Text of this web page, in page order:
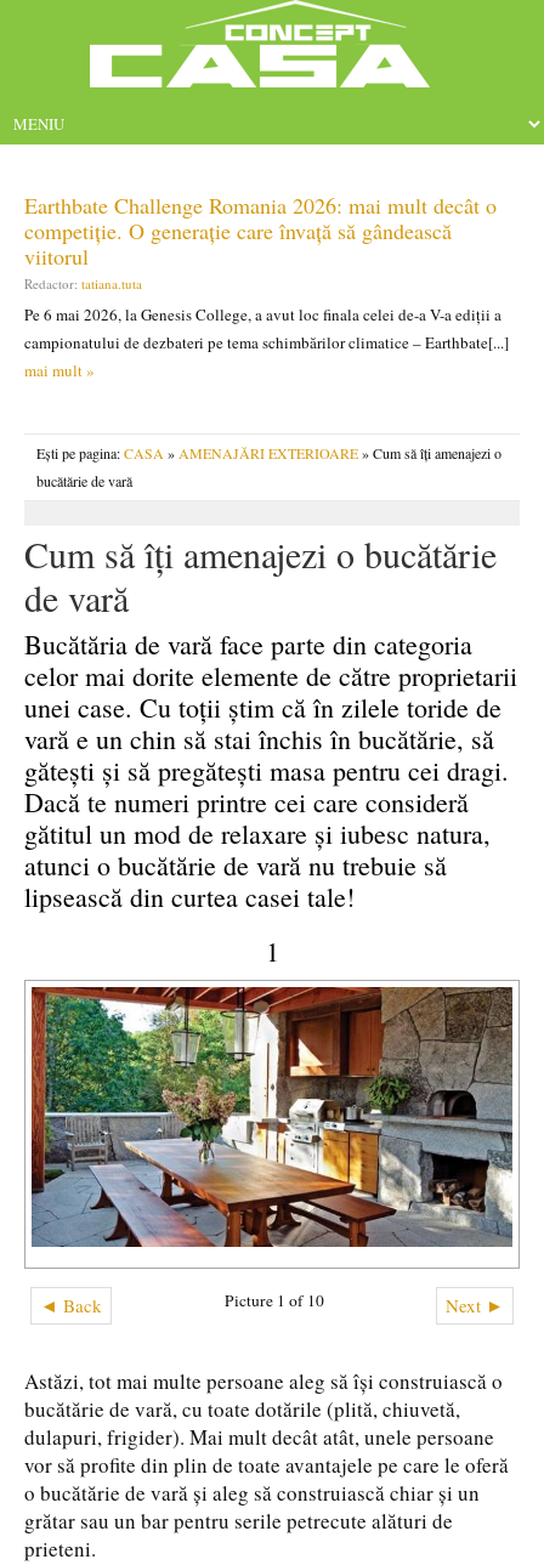
Earthbate Challenge Romania 2026: mai mult decât o
competiție. O generație care învață să gândească
viitorul
Redactor: tatiana.tuta
Pe 6 mai 2026, la Genesis College, a avut loc finala celei de-a V-a ediții a
campionatului de dezbateri pe tema schimbărilor climatice – Earthbate[...]
mai mult »
Ești pe pagina:CASA » AMENAJĂRI EXTERIOARE» Cum să îți amenajezi o
bucătărie de vară
Cum să îți amenajezi o bucătărie
de vară
Bucătăria de vară face parte din categoria
celor mai dorite elemente de către proprietarii
unei case. Cu toții știm că în zilele toride de
vară e un chin să stai închis în bucătărie, să
gătești și să pregătești masa pentru cei dragi.
Dacă te numeri printre cei care consideră
gătitul un mod de relaxare și iubesc natura,
atunci o bucătărie de vară nu trebuie să
lipsească din curtea casei tale!
1
◄ Back Next ►
Picture 1 of 10
Astăzi, tot mai multe persoane aleg să își construiască o
bucătărie de vară, cu toate dotările (plită, chiuvetă,
dulapuri, frigider). Mai mult decât atât, unele persoane
vor să profite din plin de toate avantajele pe care le oferă
o bucătărie de vară și aleg să construiască chiar și un
grătar sau un bar pentru serile petrecute alături de
prieteni.